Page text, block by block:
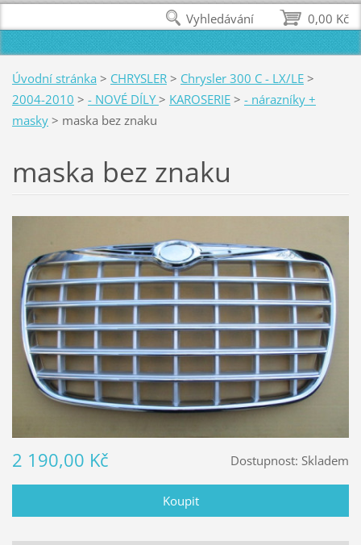
Úvodní stránka > CHRYSLER > Chrysler 300 C - LX/LE >
2004-2010 > - NOVÉ DÍLY> KAROSERIE > - nárazníky +
masky > maska bez znaku
maska bez znaku
Dostupnost: Skladem
2 190,00 Kč
0,00 Kč
Vyhledávání